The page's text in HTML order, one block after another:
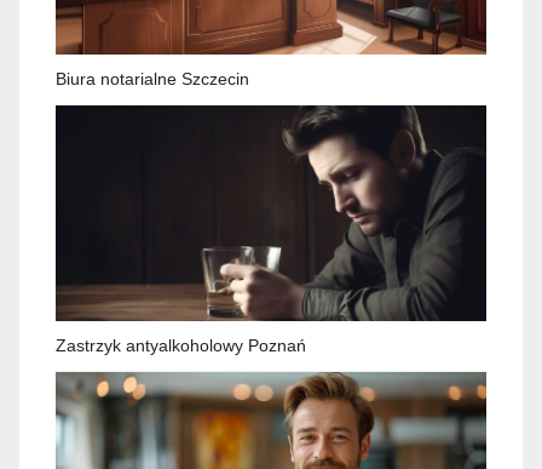
Biura notarialne Szczecin
Zastrzyk antyalkoholowy Poznań